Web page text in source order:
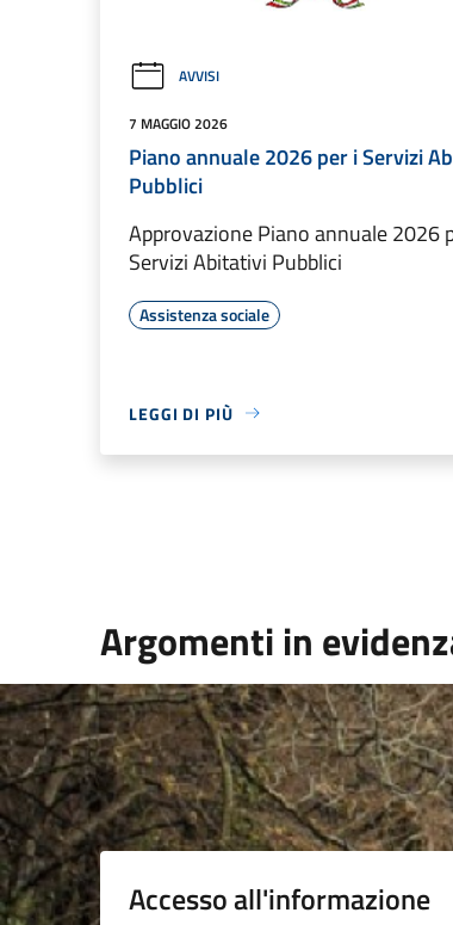
AVVISI
7 MAGGIO 2026
Piano annuale 2026 per i Servizi
Pubblici
Approvazione Piano annuale 2026
Servizi Abitativi Pubblici
Assistenza sociale
LEGGI DI PIÙ
Argomenti in
Accesso all'informazione